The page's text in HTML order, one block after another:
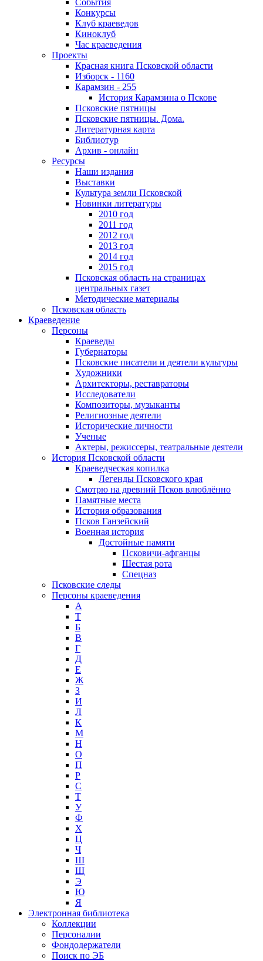
Конкурсы
Клуб краеведов
Киноклуб
Час краеведения
Проекты
Красная книга Псковской области
Изборск - 1160
Карамзин - 255
История Карамзина о Пскове
Псковские пятницы
Псковские пятницы. Дома.
Литературная карта
Библиотур
Архив - онлайн
Ресурсы
Наши издания
Выставки
Культура земли Псковской
Новинки литературы
2010 год
2011 год
2012 год
2013 год
2014 год
2015 год
Псковская область на страницах
центральных газет
Методические материалы
Псковская область
Краеведение
Персоны
Краеведы
Губернаторы
Псковские писатели и деятели культуры
Художники
Архитекторы, реставраторы
Исследователи
Композиторы, музыканты
Религиозные деятели
Исторические личности
Ученые
Актеры, режиссеры, театральные деятели
История Псковской области
Краеведческая копилка
Легенды Псковского края
Смотрю на древний Псков влюблённо
Памятные места
История образования
Псков Ганзейский
Военная история
Достойные памяти
Псковичи-афганцы
Шестая рота
Спецназ
Псковские следы
Персоны краеведения
А
T
Б
В
Г
Д
Е
Ж
З
И
Л
К
М
Н
О
П
Р
С
Т
У
Ф
Х
Ц
Ч
Ш
Щ
Э
Ю
Я
Электронная библиотека
Коллекции
Персоналии
Фондодержатели
Поиск по ЭБ